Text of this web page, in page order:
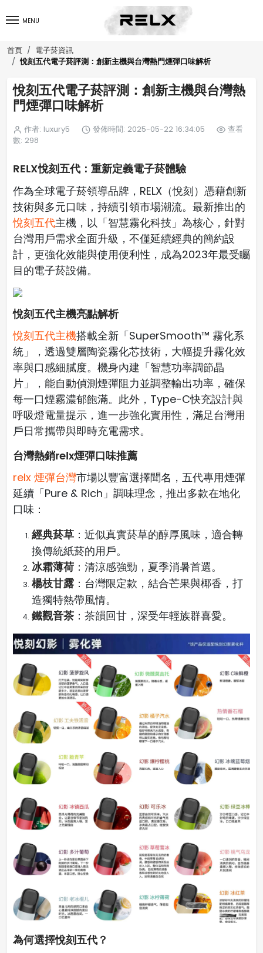
MENU
首頁 電子菸資訊
悅刻五代電子菸評測：創新主機與台灣熱門煙彈口味解析
悅刻五代電子菸評測：創新主機與台灣熱
門煙彈口味解析
作者: luxury5 發佈時間: 2025-05-22 16:34:05
查看
數: 298
RELX悅刻五代：重新定義電子菸體驗
作為全球電子菸領導品牌，RELX（悅刻）憑藉創新
技術與多元口味，持續引領市場潮流。最新推出的
悅刻五代主機，以「智慧霧化科技」為核心，針對
台灣用戶需求全面升級，不僅延續經典的簡約設
計，更強化效能與使用便利性，成為2023年最受矚
目的電子菸設備。
悅刻五代主機亮點解析
悅刻五代主機搭載全新「SuperSmooth™ 霧化系
統」，透過雙層陶瓷霧化芯技術，大幅提升霧化效
率與口感細膩度。機身內建「智慧功率調節晶
片」，能自動偵測煙彈阻力並調整輸出功率，確保
每一口煙霧濃郁飽滿。此外，Type-C快充設計與
呼吸燈電量提示，進一步強化實用性，滿足台灣用
戶日常攜帶與即時充電需求。
台灣熱銷relx煙彈口味推薦
relx 煙彈台灣市場以豐富選擇聞名，五代專用煙彈
延續「Pure & Rich」調味理念，推出多款在地化
口味：
經典菸草 ：近似真實菸草的醇厚風味，適合轉
換傳統紙菸的用戶。
冰霜薄荷 ：清涼感強勁，夏季消暑首選。
楊枝甘露 ：台灣限定款，結合芒果與椰香，打
造獨特熱帶風情。
鐵觀音茶 ：茶韻回甘，深受年輕族群喜愛。
為何選擇悅刻五代？